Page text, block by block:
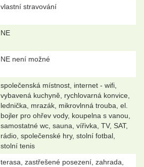
vlastní stravování
NE
NE není možné
společenská místnost, internet - wifi,
vybavená kuchyně, rychlovarná konvice,
lednička, mrazák, mikrovlnná trouba, el.
bojler pro ohřev vody, koupelna s vanou,
samostatné wc, sauna, vířivka, TV, SAT,
rádio, společenské hry, stolní fotbal,
stolní tenis
terasa, zastřešené posezení, zahrada,